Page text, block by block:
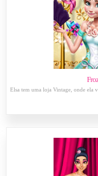
Elsa tem uma loja Vintage, onde ela